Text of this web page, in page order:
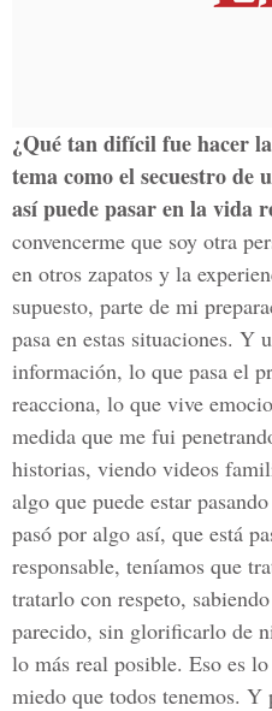
¿Qué tan difícil fue hacer
tema como el secuestro de
así puede pasar en la vida
convencerme que soy otra
en otros zapatos y la
supuesto, parte de mi
pasa en estas situaciones. Y
información, lo que pasa el
reacciona, lo que vive
medida que me fui
historias, viendo videos
algo que puede estar
pasó por algo así, que está
responsable, teníamos que
tratarlo con respeto,
parecido, sin glorificarlo de
lo más real posible. Eso es
miedo que todos tenemos.